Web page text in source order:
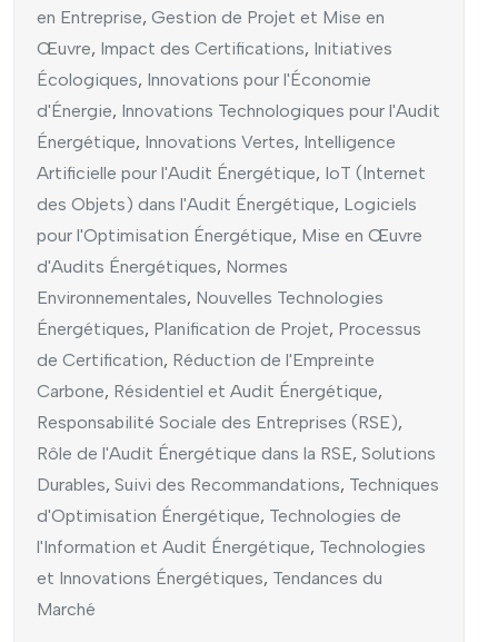
en Entreprise, Gestion de Projet et Mise en
Œuvre, Impact des Certifications, Initiatives
Écologiques, Innovations pour l'Économie
d'Énergie, Innovations Technologiques pour l'Audit
Énergétique, Innovations Vertes, Intelligence
Artificielle pour l'Audit Énergétique, IoT (Internet
des Objets) dans l'Audit Énergétique, Logiciels
pour l'Optimisation Énergétique, Mise en Œuvre
d'Audits Énergétiques, Normes
Environnementales, Nouvelles Technologies
Énergétiques, Planification de Projet, Processus
de Certification, Réduction de l'Empreinte
Carbone, Résidentiel et Audit Énergétique,
Responsabilité Sociale des Entreprises (RSE),
Rôle de l'Audit Énergétique dans la RSE, Solutions
Durables, Suivi des Recommandations, Techniques
d'Optimisation Énergétique, Technologies de
l'Information et Audit Énergétique, Technologies
et Innovations Énergétiques, Tendances du
Marché